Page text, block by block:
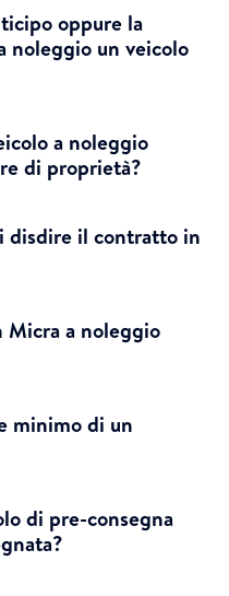
oppure la
noleggio un veicolo
a noleggio
di proprietà?
disdire il contratto in
Micra a noleggio
minimo di un
di pre-consegna